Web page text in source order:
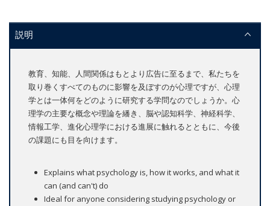
説明
教育、知能、人間関係はもとより広告に至るまで、私たちを
取り巻くすべてのものに影響を及ぼすのが心理ですが、心理
学とは一体何をどのように研究する学問なのでしょうか。心
理学の主要な概念や理論を繙き、脳や認知科学、神経科学、
情報工学、進化心理学における進展に触れるとともに、今後
の課題にも目を向けます。
Explains what psychology is, how it works, and what it
can (and can't) do
Ideal for anyone considering studying psychology or